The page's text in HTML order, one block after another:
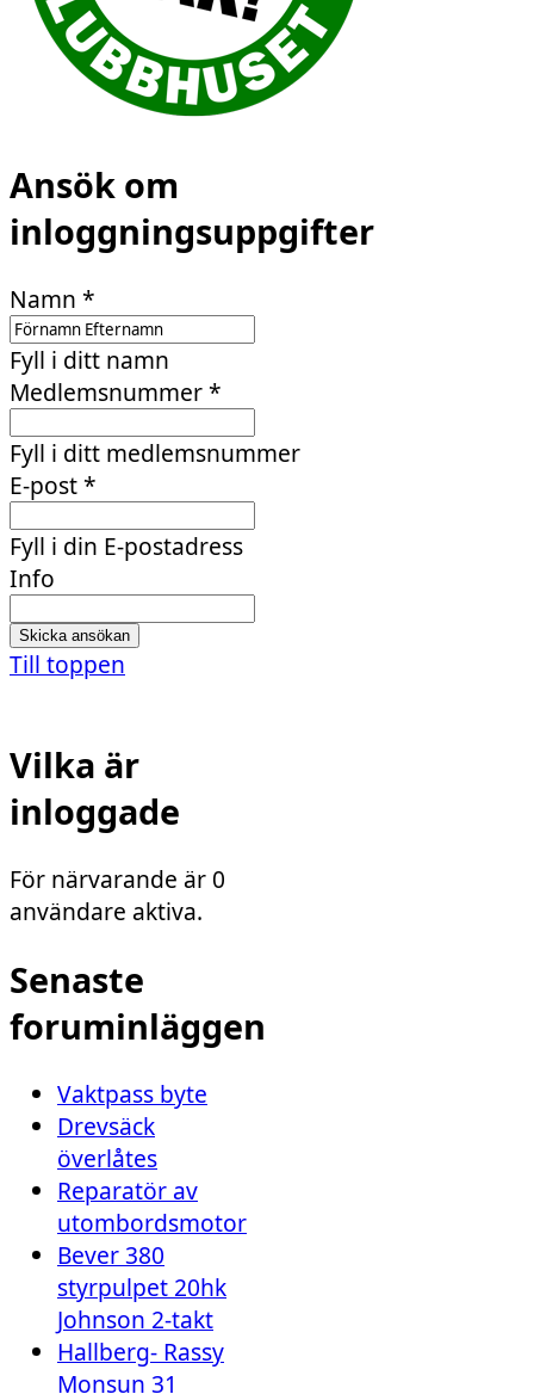
Ansök om
inloggningsuppgifter
Namn *
Fyll i ditt namn
Medlemsnummer*
Fyll i ditt medlemsnummer
E-post*
Fyll i din E-postadress
Info
Till toppen
Vilka är
inloggade
För närvarande är 0
användare aktiva.
Senaste
foruminläggen
Vaktpass byte
Drevsäck
överlåtes
Reparatör av
utombordsmotor
Bever 380
styrpulpet 20hk
Johnson 2-takt
Hallberg- Rassy
Monsun 31